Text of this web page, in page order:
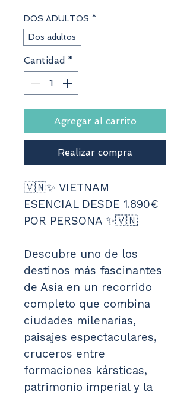
DOS ADULTOS *
Dos adultos
Cantidad *
Agregar al carrito
Realizar compra
🇻🇳✨ VIETNAM
ESENCIAL DESDE 1.890€
POR PERSONA ✨🇻🇳
Descubre uno de los
destinos más fascinantes
de Asia en un recorrido
completo que combina
ciudades milenarias,
paisajes espectaculares,
cruceros entre
formaciones kársticas,
patrimonio imperial y la